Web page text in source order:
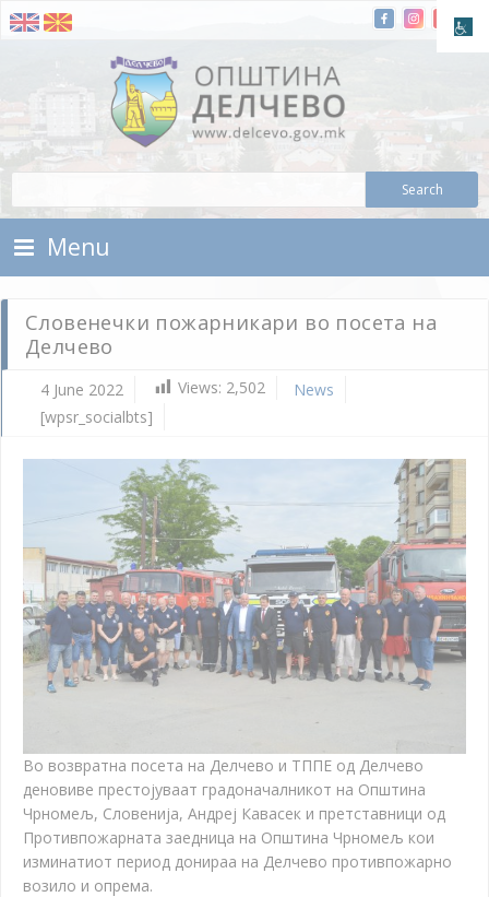
Skip To Content
Municipality of Delchevo
Menu
Словенечки пожарникари во посета на
Делчево
4 June 2022 Views: 2,502
News
[wpsr_socialbts]
Во возвратна посета на Делчево и ТППЕ од Делчево
деновиве престојуваат градоначалникот на Општина
Чрномељ, Словенија, Андреј Кавасек и претставници од
Противпожарната заедница на Општина Чрномељ кои
изминатиот период донираа на Делчево противпожарно
возило и опрема.